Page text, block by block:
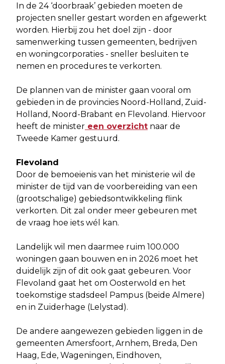
In de 24 ‘doorbraak’ gebieden moeten de
projecten sneller gestart worden en afgewerkt
worden. Hierbij zou het doel zijn - door
samenwerking tussen gemeenten, bedrijven
en woningcorporaties - sneller besluiten te
nemen en procedures te verkorten.
De plannen van de minister gaan vooral om
gebieden in de provincies Noord-Holland, Zuid-
Holland, Noord-Brabant en Flevoland. Hiervoor
heeft de minister een overzicht naar de
Tweede Kamer gestuurd.
Flevoland
Door de bemoeienis van het ministerie wil de
minister de tijd van de voorbereiding van een
(grootschalige) gebiedsontwikkeling flink
verkorten. Dit zal onder meer gebeuren met
de vraag hoe iets wél kan.
Landelijk wil men daarmee ruim 100.000
woningen gaan bouwen en in 2026 moet het
duidelijk zijn of dit ook gaat gebeuren. Voor
Flevoland gaat het om Oosterwold en het
toekomstige stadsdeel Pampus (beide Almere)
en in Zuiderhage (Lelystad).
De andere aangewezen gebieden liggen in de
gemeenten Amersfoort, Arnhem, Breda, Den
Haag, Ede, Wageningen, Eindhoven,